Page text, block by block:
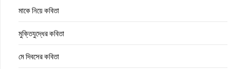
মাকে নিয়ে কবিতা
মুক্তিযুদ্ধের কবিতা
মে দিবসের কবিতা